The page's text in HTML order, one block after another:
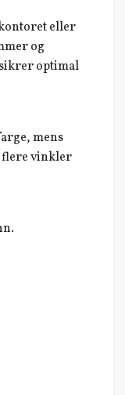
eller
og
optimal
mens
flere vinkler